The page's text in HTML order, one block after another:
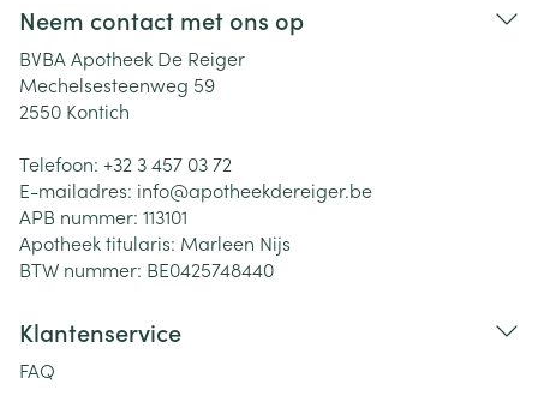
Neem contact met ons op
BVBA Apotheek De Reiger
Mechelsesteenweg 59
2550 Kontich
Telefoon: +32 3 457 03 72
E-mailadres: info@apotheekdereiger.be
APB nummer: 113101
Apotheek titularis: Marleen Nijs
BTW nummer: BE0425748440
Klantenservice
FAQ